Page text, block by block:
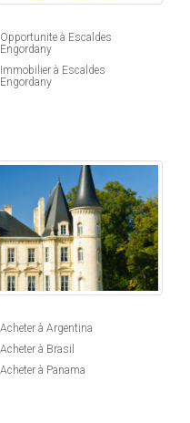
Opportunite à Escaldes
Engordany
Immobilier à Escaldes
Engordany
Acheter à Argentina
Acheter à Brasil
Acheter à Panama